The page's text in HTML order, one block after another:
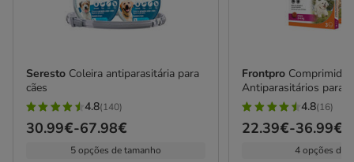
Seresto Coleira antiparasitária para
cães
4.8
estrelas
4.8(140)
Preço
30.99€-67.98€
5 opções de tamanho
Frontpro
Antiparasitários para
4.8
estrelas
4.8(16)
Preço
22.39€-36.99€
4 opções de